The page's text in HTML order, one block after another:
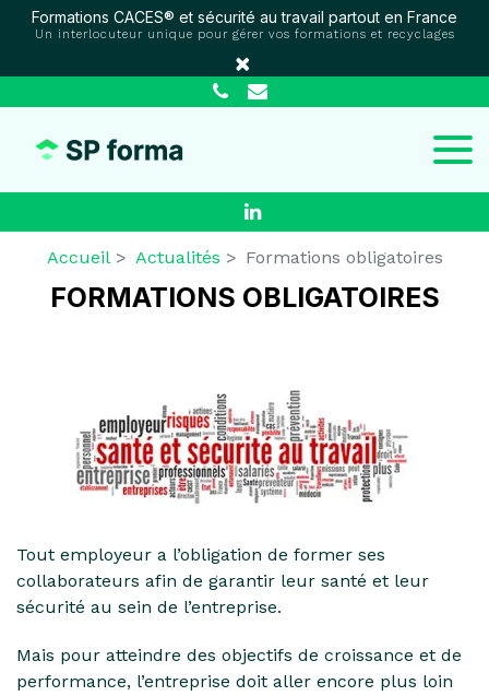
Formations CACES® et sécurité au travail partout en France
Un interlocuteur unique pour gérer vos formations et recyclages
×
Accueil Actualités Formations obligatoires
FORMATIONS OBLIGATOIRES
Tout employeur a l’obligation de former ses
collaborateurs afin de garantir leur santé et leur
sécurité au sein de l’entreprise.
Mais pour atteindre des objectifs de croissance et de
performance, l’entreprise doit aller encore plus loin
Panneau de gestion des cookies